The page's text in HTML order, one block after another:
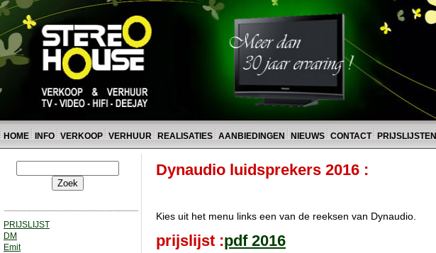
HOME INFO VERKOOP VERHUUR REALISATIES AANBIEDINGEN NIEUWS CONTACT PRIJSLIJSTEN
PRIJSLIJST
DM
Emit
Dynaudio luidsprekers 2016 :
Kies uit het menu links een van de reeksen van Dynaudio.
prijslijst :pdf 2016